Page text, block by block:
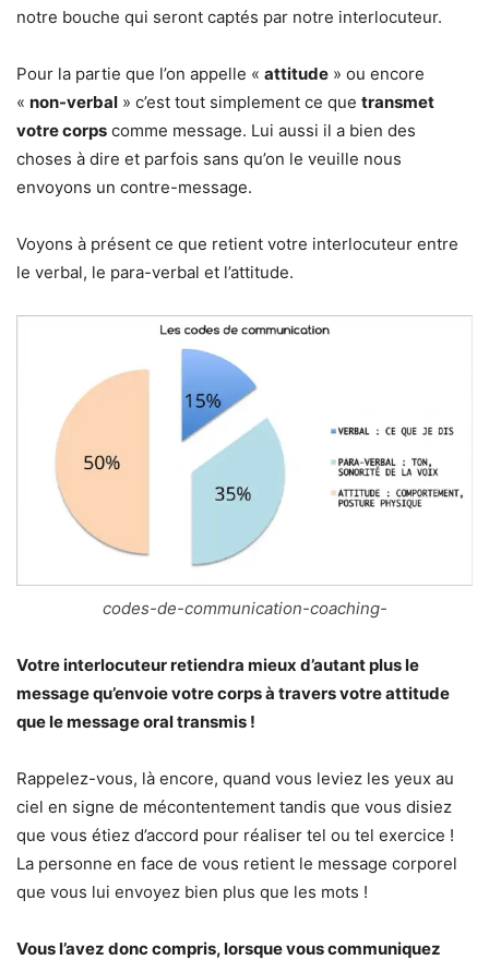
notre bouche qui seront captés par notre interlocuteur.
Pour la partie que l’on appelle « attitude » ou encore
« non-verbal » c’est tout simplement ce que transmet
votre corps comme message. Lui aussi il a bien des
choses à dire et parfois sans qu’on le veuille nous
envoyons un contre-message.
Voyons à présent ce que retient votre interlocuteur entre
le verbal, le para-verbal et l’attitude.
codes-de-communication-coaching-
Votre interlocuteur retiendra mieux d’autant plus le
message qu’envoie votre corps à travers votre attitude
que le message oral transmis !
Rappelez-vous, là encore, quand vous leviez les yeux au
ciel en signe de mécontentement tandis que vous disiez
que vous étiez d’accord pour réaliser tel ou tel exercice !
La personne en face de vous retient le message corporel
que vous lui envoyez bien plus que les mots !
Vous l’avez donc compris, lorsque vous communiquez